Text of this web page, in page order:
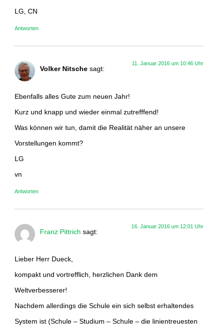
LG, CN
Antworten
Volker Nitsche sagt:
11. Januar 2016 um 10:46 Uhr
Ebenfalls alles Gute zum neuen Jahr!
Kurz und knapp und wieder einmal zutrefffend!
Was können wir tun, damit die Realität näher an unsere
Vorstellungen kommt?
LG
vn
Antworten
Franz Pittrich sagt:
16. Januar 2016 um 12:01 Uhr
Lieber Herr Dueck,
kompakt und vortrefflich, herzlichen Dank dem
Weltverbesserer!
Nachdem allerdings die Schule ein sich selbst erhaltendes
System ist (Schule – Studium – Schule – die linientreuesten